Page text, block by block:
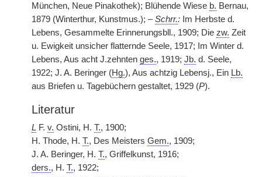
München, Neue Pinakothek); Blühende Wiese b. Bernau,
1879 (Winterthur, Kunstmus.); –Schrr.: Im Herbste d.
Lebens, Gesammelte Erinnerungsbll., 1909; Die zw. Zeit
u. Ewigkeit unsicher flatternde Seele, 1917; Im Winter d.
Lebens, Aus acht J.zehnten ges., 1919; Jb. d. Seele,
1922; J. A. Beringer (Hg.), Aus achtzig Lebensj., Ein Lb.
aus Briefen u. Tagebüchern gestaltet, 1929 (P).
Literatur
L F. v. Ostini, H. T., 1900;
H. Thode, H. T., Des Meisters Gem., 1909;
J. A. Beringer, H. T., Griffelkunst, 1916;
ders., H. T., 1922;